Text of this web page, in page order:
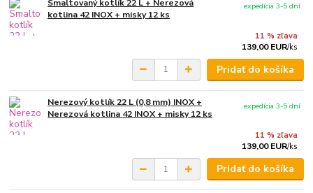
Smaltovaný kotlík 22 L + Nerezová
kotlina 42 INOX + misky 12 ks
11 % zľava
139,00 EUR/ks
expedícia 3-5 dní
Pridať do košíka
Nerezový kotlík 22 L (0,8 mm) INOX +
Nerezová kotlina 42 INOX + misky 12 ks
11 % zľava
139,00 EUR/ks
expedícia 3-5 dní
Pridať do košíka